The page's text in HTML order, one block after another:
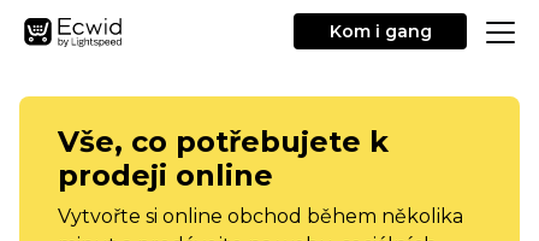
Kom i gang
Vše, co potřebujete k
prodeji online
Vytvořte si online obchod během několika